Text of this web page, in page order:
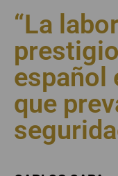
“La
español
que